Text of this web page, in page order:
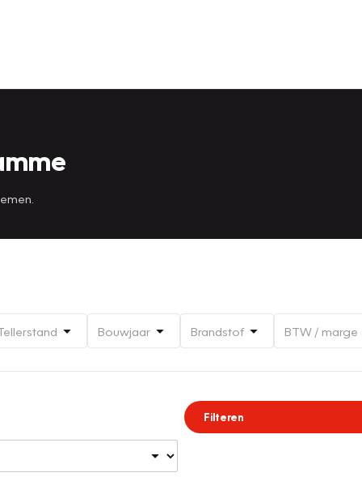
Bouwjaar Brandstof BTW / marge
Filteren